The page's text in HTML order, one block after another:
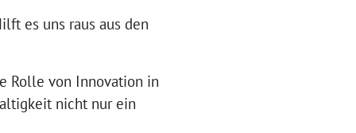
es uns raus aus den
Rolle von Innovation in
nicht nur ein